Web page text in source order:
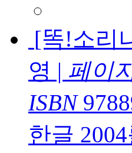
[똑!소리
영 | 페이
ISBN
한글